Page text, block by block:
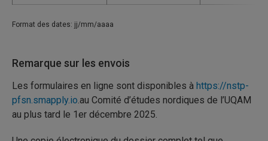
Format des dates: jj/mm/aaaa
Remarque sur les envois
Les formulaires en ligne sont disponibles à https://nstp-
pfsn.smapply.io.au Comité d’études nordiques de l’UQAM
au plus tard le 1er décembre 2025.